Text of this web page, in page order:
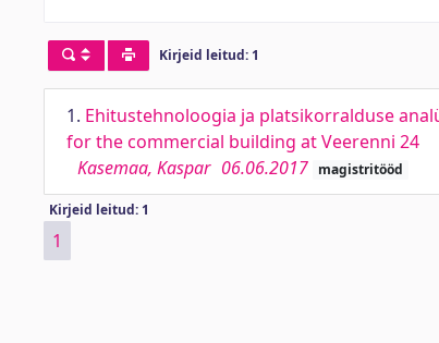
Kirjeid leitud: 1
1. Ehitustehnoloogia ja platsikorralduse
for the commercial building at Veerenni 24
Kasemaa, Kaspar 06.06.2017 magistritööd
Kirjeid leitud: 1
1